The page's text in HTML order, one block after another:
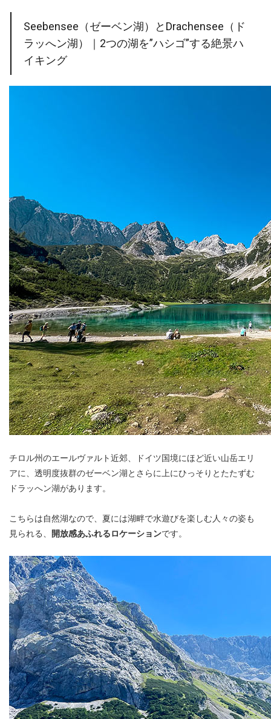
Seebensee（ゼーベン湖）とDrachensee（ド
ラッへン湖）｜2つの湖を”ハシゴ”する絶景ハ
イキング
チロル州のエールヴァルト近郊、ドイツ国境にほど近い山岳エリ
アに、透明度抜群のゼーベン湖とさらに上にひっそりとたたずむ
ドラッへン湖があります。
こちらは自然湖なので、夏には湖畔で水遊びを楽しむ人々の姿も
見られる、 開放感あふれるロケーションです。